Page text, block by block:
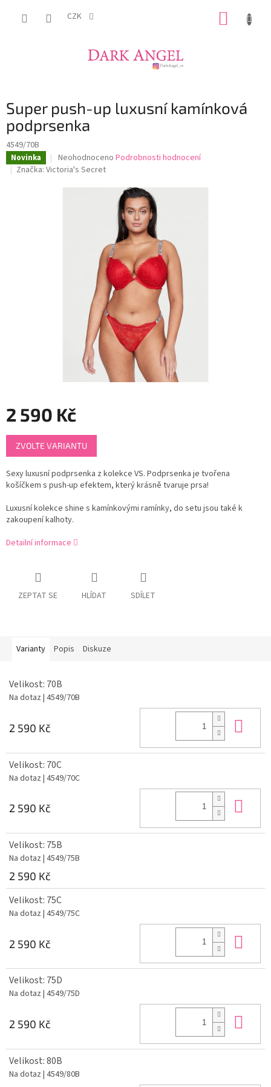
CZK
Super push-up luxusní kamínková
podprsenka
4549/70B
Novinka
Průměrné
hodnocení
je
Neohodnoceno Podrobnosti hodnocení
Značka: Victoria's Secret
2 590 Kč
Měrná
cena:
ZVOLTE VARIANTU
Sexy luxusní podprsenka z kolekce VS. Podprsenka je tvořena
košíčkem s push-up efektem, který krásně tvaruje prsa!
Luxusní kolekce shine s kamínkovými ramínky, do setu jsou také k
zakoupení kalhoty.
Detailní informace
ZEPTAT SE HLÍDAT SDÍLET
Varianty Popis Diskuze
Velikost: 70B
Na dotaz | 4549/70B
2 590 Kč
Velikost: 70C
Na dotaz | 4549/70C
2 590 Kč
Velikost: 75B
Na dotaz | 4549/75B
2 590 Kč
Velikost: 75C
Na dotaz | 4549/75C
2 590 Kč
Velikost: 75D
Na dotaz | 4549/75D
2 590 Kč
Velikost: 80B
Na dotaz | 4549/80B